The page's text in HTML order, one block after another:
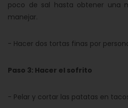
poco de sal hasta obtener una
manejar.
- Hacer dos tortas finas por
Paso 3: Hacer el sofrito
- Pelar y cortar las patatas en